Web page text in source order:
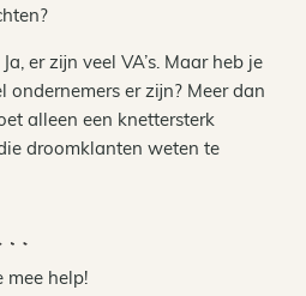
er zijn veel VA’s. Maar heb je
ondernemers er zijn? Meer dan
alleen een knettersterk
droomklanten weten te
mee help!